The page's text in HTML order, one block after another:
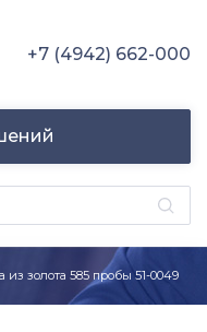
+7 (4942) 662-000
из золота 585 пробы 51-0049